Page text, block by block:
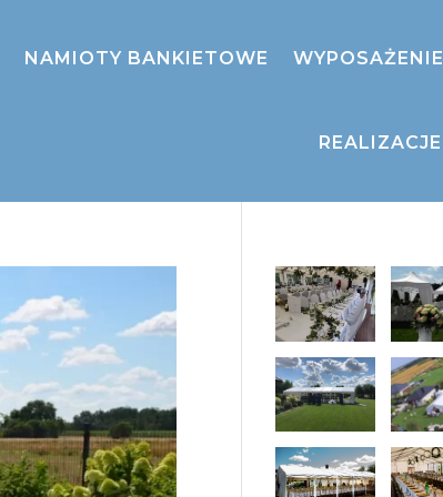
NAMIOTY BANKIETOWE WYPOSAŻENIE
REALIZACJE